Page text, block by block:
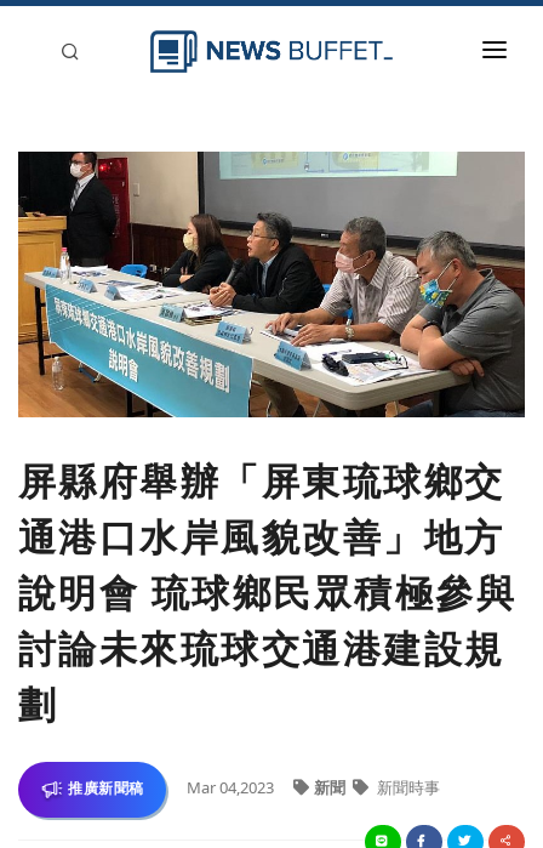
新聞稿分類
刊登
屏縣府舉辦「屏東琉球鄉交
通港口水岸風貌改善」地方
說明會 琉球鄉民眾積極參與
討論未來琉球交通港建設規
劃
推廣新聞稿 Mar 04,2023 新聞 新聞時事